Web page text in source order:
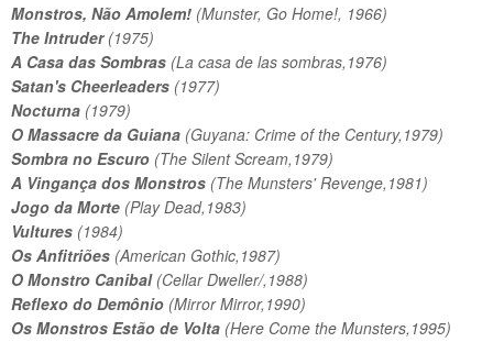
Monstros, Não Amolem! (Munster, Go Home!, 1966)
The Intruder(1975)
A Casa das Sombras (La casa de las sombras,1976)
Satan's Cheerleaders (1977)
Nocturna (1979)
O Massacre da Guiana (Guyana: Crime of the Century,1979)
Sombra no Escuro (The Silent Scream,1979)
A Vingança dos Monstros (The Munsters' Revenge,1981)
Jogo da Morte (Play Dead,1983)
Vultures (1984)
Os Anfitriões (American Gothic,1987)
O Monstro Canibal(Cellar Dweller/,1988)
Reflexo do Demônio (Mirror Mirror,1990)
Os Monstros Estão de Volta (Here Come the Munsters,1995)